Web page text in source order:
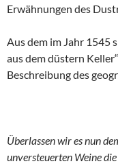
Erwähnungen des
Aus dem im Jahr 1545
aus dem düstern
Beschreibung des
Überlassen wir es nun
unversteuerten Weine